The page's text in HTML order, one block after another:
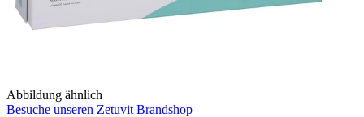
Abbildung ähnlich
Besuche unseren Zetuvit Brandshop